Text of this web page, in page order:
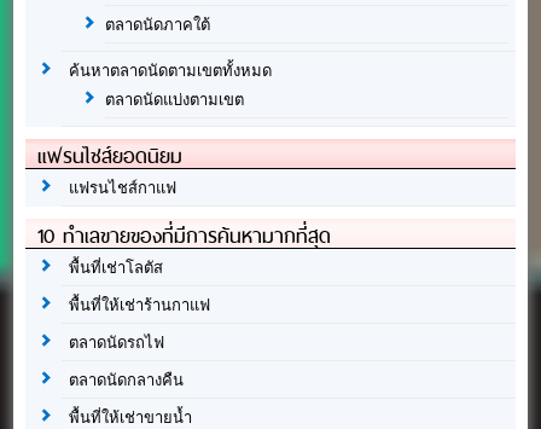
ตลาดนัดภาคใต้
ค้นหาตลาดนัดตามเขตทั้งหมด
ตลาดนัดแบ่งตามเขต
แฟรนไชส์ยอดนิยม
แฟรนไชส์กาแฟ
10 ทำเลขายของที่มีการค้นหามากที่สุด
พื้นที่เช่าโลตัส
พื้นที่ให้เช่าร้านกาแฟ
ตลาดนัดรถไฟ
ตลาดนัดกลางคืน
พื้นที่ให้เช่าขายน้ำ